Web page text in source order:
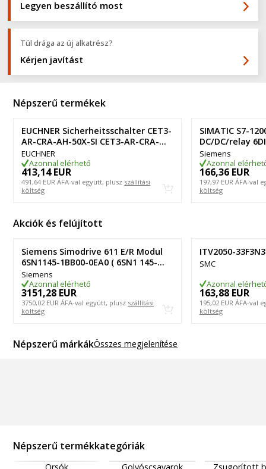
Legyen beszállító most
Túl drága az új alkatrész?
Kérjen javítást
Népszerű termékek
EUCHNER Sicherheitsschalter CET3-
AR-CRA-AH-50X-SI CET3-AR-CRA-
AH-50X-SI-111346
EUCHNER
Azonnal elérhető
413,14 EUR
491,64 EURÁFA-val együtt, plusz szállítási
költség
SIMATIC S7-
DC/DC/relay
Siemens
Azonnal
166,36 EUR
197,97 EUR ÁFA-val
költség
Akciók és felújított
Siemens Simodrive 611 E/R Modul
6SN1145-1BB00-0EA0 ( 6SN1 145-
1BB00-0EA0 ) Ver.F
Siemens
Azonnal elérhető
3151,28 EUR
3750,02 EURÁFA-val együtt, plusz szállítási
költség
ITV2050-33F3N3
SMC
Azonnal
163,88 EUR
195,02 EUR ÁFA-val
költség
Népszerű márkákÖsszes megjelenítése
Népszerű termékkategóriák